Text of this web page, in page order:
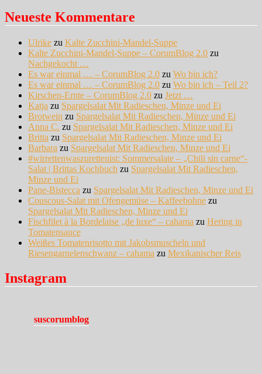
Neueste Kommentare
Ulrike zu Kalte Zucchini-Mandel-Suppe
Kalte Zucchini-Mandel-Suppe – CorumBlog 2.0 zu
Nachgekocht …
Es war einmal … – CorumBlog 2.0 zu Wo bin ich?
Es war einmal … – CorumBlog 2.0 zu Wo bin ich – Teil 2?
Kirschen-Ernte – CorumBlog 2.0 zu Jetzt …
Katja zu Spargelsalat Mit Radieschen, Minze und Ei
Brotwein zu Spargelsalat Mit Radieschen, Minze und Ei
Anna C. zu Spargelsalat Mit Radieschen, Minze und Ei
Britta zu Spargelsalat Mit Radieschen, Minze und Ei
Barbara zu Spargelsalat Mit Radieschen, Minze und Ei
#wirrettenwaszurettenist: Sommersalate – „Chili sin carne“-
Salat | Brittas Kochbuch zu Spargelsalat Mit Radieschen,
Minze und Ei
Pane-Bistecca zu Spargelsalat Mit Radieschen, Minze und Ei
Couscous-Salat mit Ofengemüse – Kaffeebohne zu
Spargelsalat Mit Radieschen, Minze und Ei
Fischfilet à la Bordelaise „de luxe“ – cahama zu Hering in
Tomatensauce
Weißes Tomatenrisotto mit Jakobsmuscheln und
Riesengarnelenschwanz – cahama zu Mexikanischer Reis
Instagram
suscorumblog